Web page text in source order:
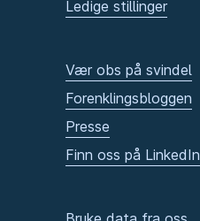
Ledige stillinger
Vær obs på svindel
Forenklingsbloggen
Presse
Finn oss på LinkedIn